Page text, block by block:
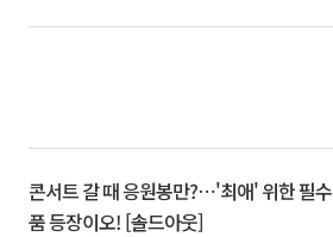
콘서트 갈 때 응원봉만?⋯'최애' 위한 필수
품 등장이오! [솔드아웃]